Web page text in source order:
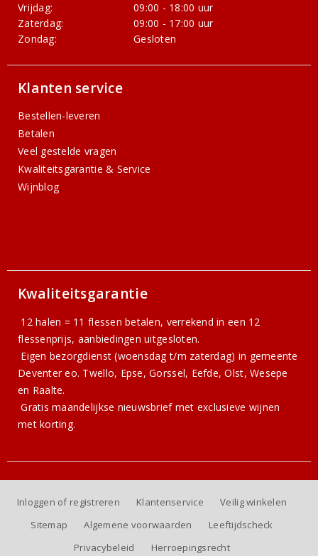
Vrijdag:
09:00 - 18:00 uur
Zaterdag:
09:00 - 17:00 uur
Zondag:
Gesloten
Klanten service
Bestellen-leveren
Betalen
Veel gestelde vragen
Kwaliteitsgarantie & Service
Wijnblog
Kwaliteitsgarantie
12 halen = 11 flessen betalen, verrekend in een 12
flessenprijs, aanbiedingen uitgesloten.
Eigen bezorgdienst (woensdag t/m zaterdag) in gemeente
Deventer eo. Twello, Epse, Gorssel, Eefde, Olst, Wesepe
en Raalte.
Gratismaandelijkse nieuwsbriefmet exclusieve wijnen
met korting.
Inloggen of registreren Klantenservice
Veilig winkelen
Sitemap
Algemene voorwaarden
Leeftijdscheck
Privacybeleid
Herroepingsrecht